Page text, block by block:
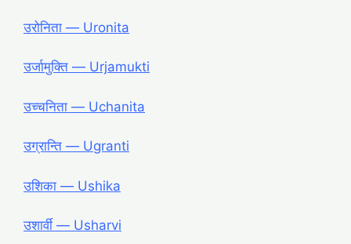
उरोनिता ― Uronita
उर्जामुक्ति ― Urjamukti
उच्चनिता ― Uchanita
उग्रान्ति ― Ugranti
उशिका ― Ushika
उशार्वी ― Usharvi